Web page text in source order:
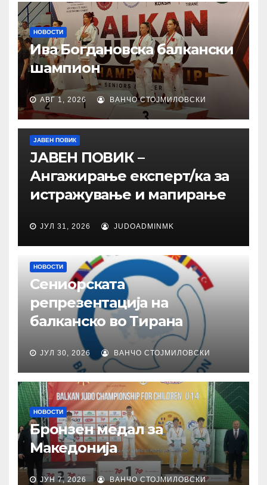
НОВОСТИ
Ива Богдановска балкански
шампион
АВГ 1, 2026 ВАНЧО СТОЈМИЛОВСКИ
ЈАВЕН ПОВИК
ЈАВЕН ПОВИК –
Ангажирање експерт/ка за
истражување и мапирање
ЈУЛ 31, 2026 JUDOADMINMK
НОВОСТИ
Сениорската
репрезентација на
балканско во Тирана
ЈУЛ 30, 2026 ВАНЧО СТОЈМИЛОВСКИ
НОВОСТИ
Бронзен медал за
Македонија
ЈУН 7, 2026 ВАНЧО СТОЈМИЛОВСКИ